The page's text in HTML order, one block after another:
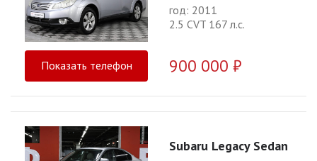
год: 2011
2.5 CVT 167 л.с.
Показать телефон 900 000 ₽
Subaru Legacy Sedan